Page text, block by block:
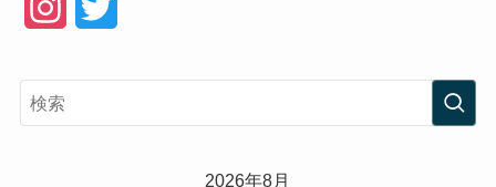
2026年8月